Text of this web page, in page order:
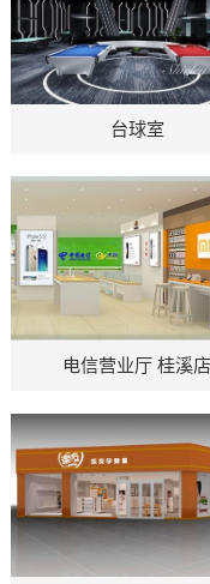
地址：四川成都台球室
台球室
地址：成都武侯区电信
电信营业厅 桂溪店